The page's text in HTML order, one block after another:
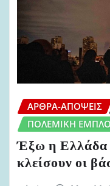
ΆΡΘΡΑ-ΑΠΌΨΕΙΣ
ΠΟΛΕΜΙΚΉ
Έξω η Ελλάδα
κλείσουν οι